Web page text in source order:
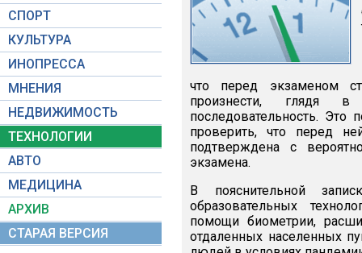
СПОРТ
КУЛЬТУРА
ИНОПРЕССА
МНЕНИЯ
НЕДВИЖИМОСТЬ
ТЕХНОЛОГИИ
АВТО
МЕДИЦИНА
АРХИВ
СТАРАЯ ВЕРСИЯ
что перед экзаменом
произнести, глядя в
последовательность. Это
проверить, что перед
подтверждена с
экзамена.
В пояснительной
образовательных
помощи биометрии,
отдаленных населенных